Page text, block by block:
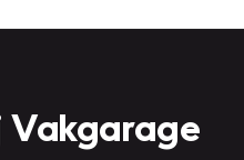
Vakgarage